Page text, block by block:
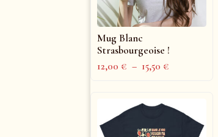
Mug Blanc
Strasbourgeoise !
12,00€ – 15,50€